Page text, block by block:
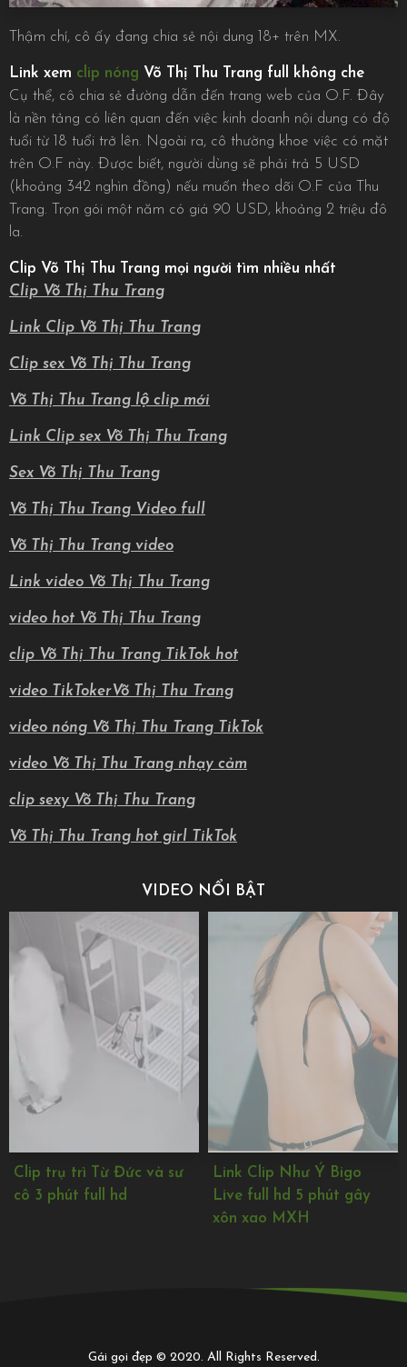
Thậm chí, cô ấy đang chia sẻ nội dung 18+ trên MX.
Link xem clip nóng Võ Thị Thu Trang full không che
Cụ thể, cô chia sẻ đường dẫn đến trang web của O.F. Đây
là nền tảng có liên quan đến việc kinh doanh nội dung có độ
tuổi từ 18 tuổi trở lên. Ngoài ra, cô thường khoe việc có mặt
trên O.F này. Được biết, người dùng sẽ phải trả 5 USD
(khoảng 342 nghìn đồng) nếu muốn theo dõi O.F của Thu
Trang. Trọn gói một năm có giá 90 USD, khoảng 2 triệu đô
la.
Clip Võ Thị Thu Trang mọi người tìm nhiều nhất
Clip Võ Thị Thu Trang
Link Clip Võ Thị Thu Trang
Clip sex Võ Thị Thu Trang
Võ Thị Thu Trang lộ clip mới
Link Clip sex Võ Thị Thu Trang
Sex Võ Thị Thu Trang
Võ Thị Thu Trang Video full
Võ Thị Thu Trang video
Link video Võ Thị Thu Trang
video hot Võ Thị Thu Trang
clip Võ Thị Thu Trang TikTok hot
video TikTokerVõ Thị Thu Trang
video nóng Võ Thị Thu Trang TikTok
video Võ Thị Thu Trang nhạy cảm
clip sexy Võ Thị Thu Trang
Võ Thị Thu Trang hot girl TikTok
VIDEO NỔI BẬT
Link Clip Như Ý Bigo
Live full hd 5 phút gây
link Lê Mai Sang lộ clip
nóng bỏng body cực căng
full HD
Gái gọi đẹp © 2020. All Rights Reserved.